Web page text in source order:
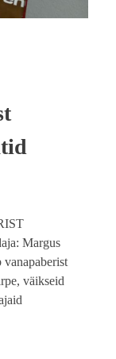
Margus
vanapaberist
väikseid